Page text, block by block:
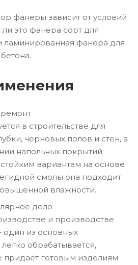
фанеры зависит от условий
ли это фанера сорт для
ламинированная фанера для
ремонт
в строительстве для
черновых полов и стен, а
напольных покрытий.
вариантам на основе
смолы она подходит
влажности.
дело
и производстве
один из основных
обрабатывается,
придаёт готовым изделиям